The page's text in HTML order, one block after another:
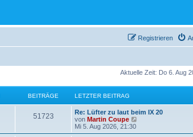
Registrieren
Aktuelle Zeit: Do 6. Aug
BEITRÄGE LETZTER BEITRAG
51723
Re: Lüfter zu laut beim IX 20
von Martin Coupe
u
Mi 5. Aug 2026, 21:30